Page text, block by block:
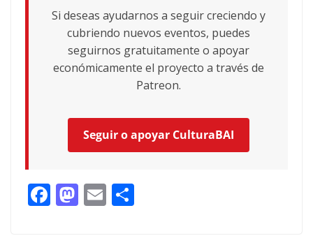
Si deseas ayudarnos a seguir creciendo y
cubriendo nuevos eventos, puedes
seguirnos gratuitamente o apoyar
económicamente el proyecto a través de
Patreon.
Seguir o apoyar CulturaBAI
F M E